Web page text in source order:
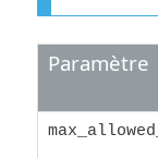
Paramètre